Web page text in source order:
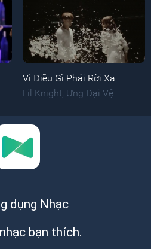
Vì Điều Gì Phải Rời Xa
Lil Knight, Ưng Đại Vệ
dụng Nhạc
bạn thích.